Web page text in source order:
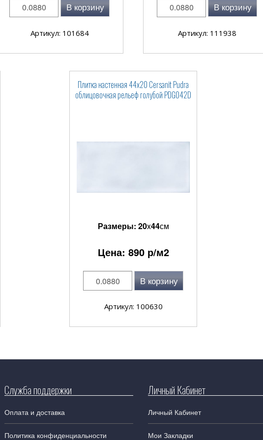
В корзину
Артикул: 101684
В корзину
Артикул: 111938
Плитка настенная 44x20 Cersanit Pudra
облицовочная рельеф голубой PDG042D
Размеры: 20x44см
Цена: 890р/м2
В корзину
Артикул: 100630
Служба поддержки
Оплата и доставка
Политика конфиденциальности
Личный Кабинет
Личный Кабинет
Мои Закладки